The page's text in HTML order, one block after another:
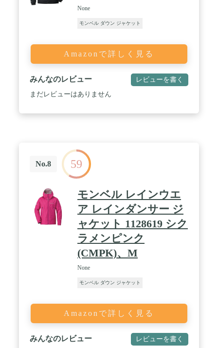
None
モンベル ダウン ジャケット
Amazonで詳しく見る
みんなのレビュー レビューを書く
まだレビューはありません
No.8 59
モンベル レインウエ
ア レインダンサー ジ
ャケット 1128619 シク
ラメンピンク
(CMPK)、M
None
モンベル ダウン ジャケット
Amazonで詳しく見る
みんなのレビュー レビューを書く